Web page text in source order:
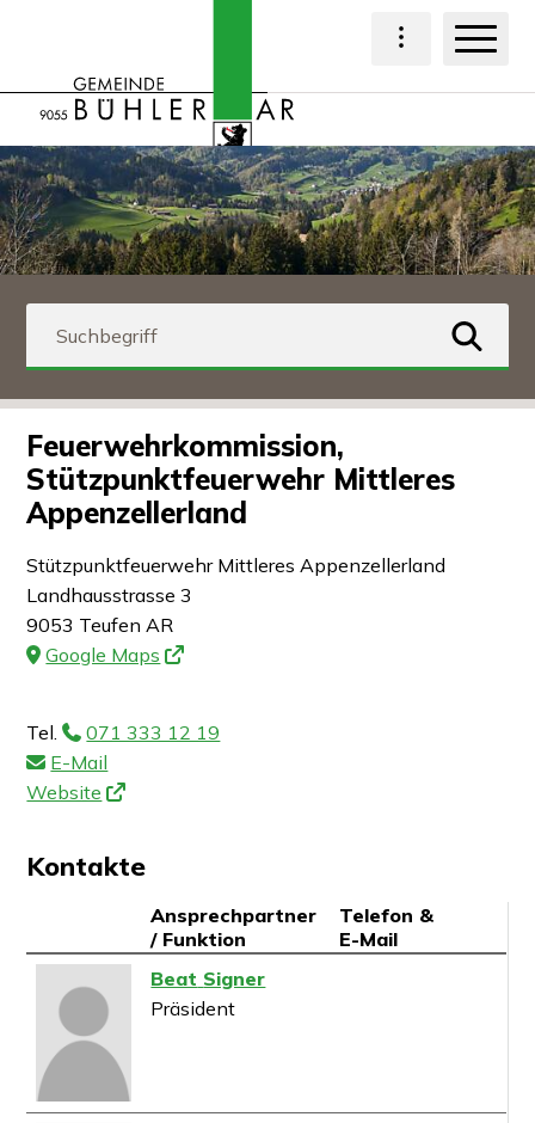
Navigieren in
suchen
Feuerwehrkommission,
Stützpunktfeuerwehr Mittleres
Appenzellerland
Stützpunktfeuerwehr Mittleres Appenzellerland
Landhausstrasse 3
9053 Teufen AR
Google Maps
Tel.
071 333 12 19
E-Mail
Website
Kontakte
Porträt
Ansprechpartner
/ Funktion
Telefon &
E-Mail
Beat Signer
Präsident